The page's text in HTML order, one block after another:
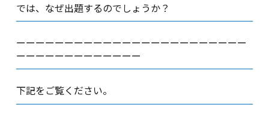
では、なぜ出題するのでしょうか？
ーーーーーーーーーーーーーーーーーーーーーーーー
ーーーーーーーーーーーーー
下記をご覧ください。